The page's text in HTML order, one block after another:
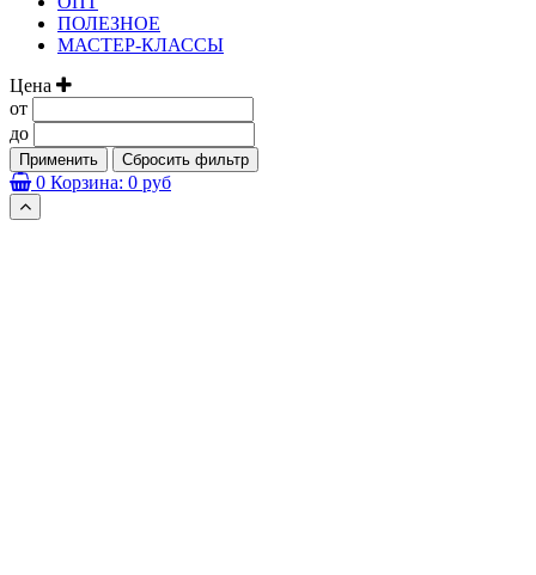
ПОЛЕЗНОЕ
МАСТЕР-КЛАССЫ
Цена
от
до
Применить Сбросить фильтр
0 Корзина: 0 руб